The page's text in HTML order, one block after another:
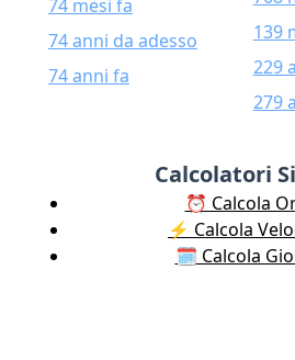
74 mesi fa
74 anni da adesso
74 anni fa
139
229
279
Calcolatori
⏰ Calcola
⚡️ Calcola
🗓️ Calcola